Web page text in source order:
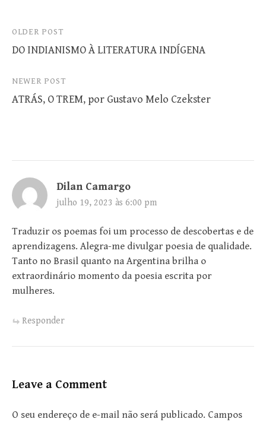
Post
navigation
OLDER POST
DO INDIANISMO À LITERATURA INDÍGENA
NEWER POST
ATRÁS, O TREM, por Gustavo Melo Czekster
Dilan Camargo
julho 19, 2023 às 6:00 pm
Traduzir os poemas foi um processo de descobertas e de
aprendizagens. Alegra-me divulgar poesia de qualidade.
Tanto no Brasil quanto na Argentina brilha o
extraordinário momento da poesia escrita por
mulheres.
Responder
Leave a Comment
O seu endereço de e-mail não será publicado. Campos